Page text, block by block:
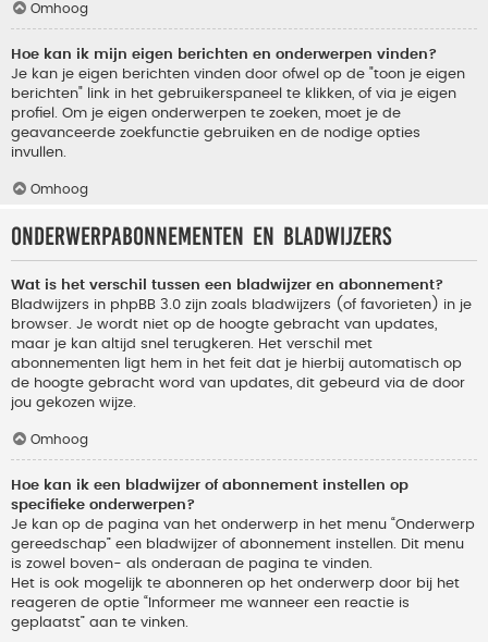
Omhoog
Hoe kan ik mijn eigen berichten en onderwerpen vinden?
Je kan je eigen berichten vinden door ofwel op de "toon je eigen
berichten" link in het gebruikerspaneel te klikken, of via je eigen
profiel. Om je eigen onderwerpen te zoeken, moet je de
geavanceerde zoekfunctie gebruiken en de nodige opties
invullen.
Omhoog
Onderwerpabonnementen en bladwijzers
Wat is het verschil tussen een bladwijzer en abonnement?
Bladwijzers in phpBB 3.0 zijn zoals bladwijzers (of favorieten) in je
browser. Je wordt niet op de hoogte gebracht van updates,
maar je kan altijd snel terugkeren. Het verschil met
abonnementen ligt hem in het feit dat je hierbij automatisch op
de hoogte gebracht word van updates, dit gebeurd via de door
jou gekozen wijze.
Omhoog
Hoe kan ik een bladwijzer of abonnement instellen op
specifieke onderwerpen?
Je kan op de pagina van het onderwerp in het menu “Onderwerp
gereedschap” een bladwijzer of abonnement instellen. Dit menu
is zowel boven- als onderaan de pagina te vinden.
Het is ook mogelijk te abonneren op het onderwerp door bij het
reageren de optie “Informeer me wanneer een reactie is
geplaatst” aan te vinken.